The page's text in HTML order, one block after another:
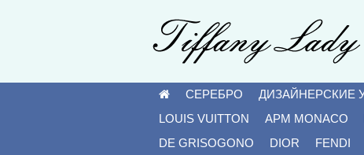
СЕРЕБРО ДИЗАЙНЕРСКИЕ
LOUIS VUITTON
APM MONACO
DE GRISOGONO
DIOR FENDI